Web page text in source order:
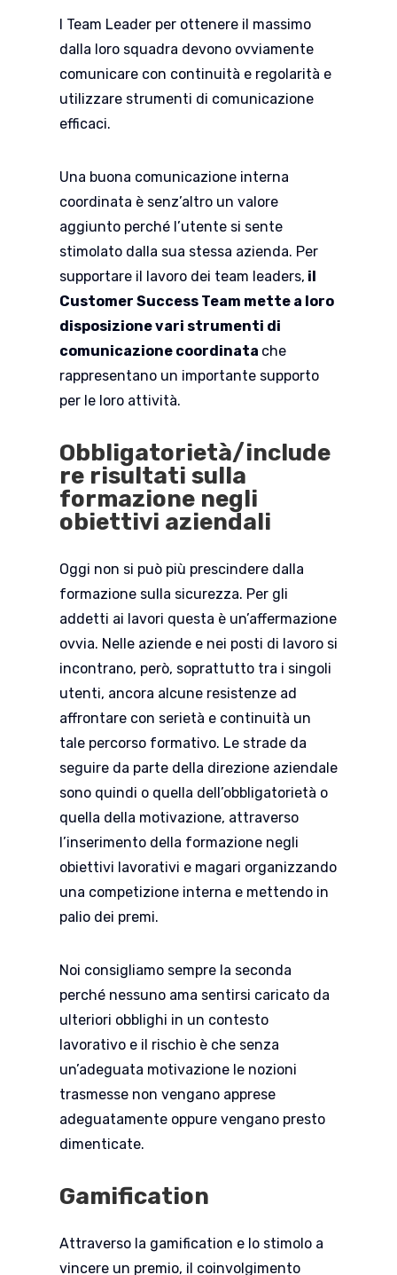
I Team Leader per ottenere il massimo
dalla loro squadra devono ovviamente
comunicare con continuità e regolarità e
utilizzare strumenti di comunicazione
efficaci.
Una buona comunicazione interna
coordinata è senz’altro un valore
aggiunto perché l’utente si sente
stimolato dalla sua stessa azienda. Per
supportare il lavoro dei team leaders, il
Customer Success Team mette a loro
disposizione vari strumenti di
comunicazione coordinata che
rappresentano un importante supporto
per le loro attività.
Obbligatorietà/include
re risultati sulla
formazione negli
obiettivi aziendali
Oggi non si può più prescindere dalla
formazione sulla sicurezza. Per gli
addetti ai lavori questa è un’affermazione
ovvia. Nelle aziende e nei posti di lavoro si
incontrano, però, soprattutto tra i singoli
utenti, ancora alcune resistenze ad
affrontare con serietà e continuità un
tale percorso formativo. Le strade da
seguire da parte della direzione aziendale
sono quindi o quella dell’obbligatorietà o
quella della motivazione, attraverso
l’inserimento della formazione negli
obiettivi lavorativi e magari organizzando
una competizione interna e mettendo in
palio dei premi.
Noi consigliamo sempre la seconda
perché nessuno ama sentirsi caricato da
ulteriori obblighi in un contesto
lavorativo e il rischio è che senza
un’adeguata motivazione le nozioni
trasmesse non vengano apprese
adeguatamente oppure vengano presto
dimenticate.
Gamification
Attraverso la gamification e lo stimolo a
vincere un premio, il coinvolgimento